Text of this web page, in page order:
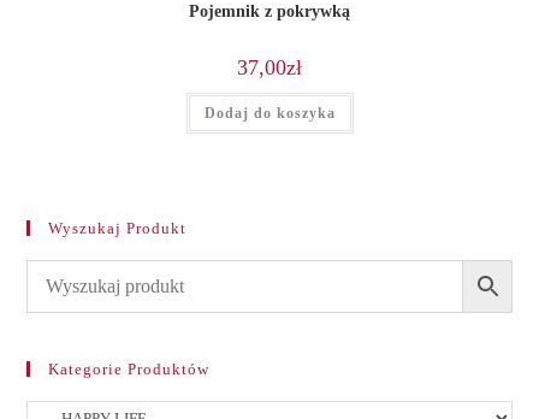
Pojemnik z pokrywką
37,00zł
Dodaj do koszyka
Wyszukaj Produkt
Kategorie Produktów